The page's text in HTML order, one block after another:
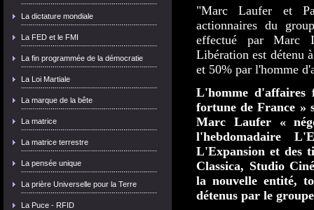
La dictature mondiale
La FED et le FMI
La fin programmée de la démocratie
La Loi Martiale
La marque de la bête
La matrice
La matrice terrestre
La pensée unique
La prière Universelle pour la Terre
La Puce - RFID
"Marc Laufer et
actionnaires du
effectué par Marc
Libération est détenu
et 50% par l'homme
L'homme d'affaires
fortune de France »
Marc Laufer «
l'hebdomadaire
L'Expansion et des
Classica, Studio
la nouvelle entité,
détenus par le